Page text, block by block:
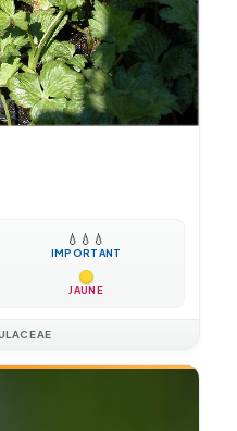
💧 💧 💧
IMPORTANT
JAUNE